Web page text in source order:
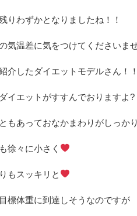
りわずかとなりましたね！！
気温差に気をつけてくださいま
介したダイエットモデルさん！！
イエットがすすんでおりますよ?
もあっておなかまわりがしっか
徐々に小さく
もスッキリと
標体重に到達しそうなのですが